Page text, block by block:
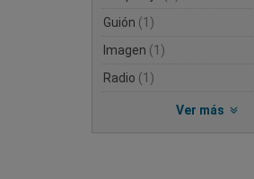
Guión (1)
Imagen (1)
Radio (1)
Ver más